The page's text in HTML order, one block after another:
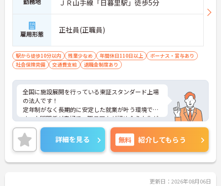
ＪＲ山手線「日暮里駅」徒歩5分
雇用形態 正社員(正職員)
駅から徒歩10分以内 残業少なめ 年間休日110日以上
ボーナス・賞与あり
社会保険完備
交通費支給 退職金制度あり
全国に施設展開を行っている東証スタンダード上場
の法人です！
定年制がなく長期的に安定した就業が叶う環境で
す。人間関係が良好で、職員同士が認め合う文化が
根付いています。
ご興味のある方には、面接対策ポイントなど、さら
に詳細をご案内しますのでお気軽にご相談くださ
い！
詳細を見る 無料 紹介してもらう
更新日：2026年08月06日